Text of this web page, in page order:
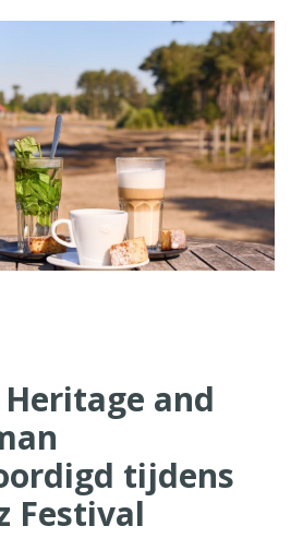
and
tijdens
Festival